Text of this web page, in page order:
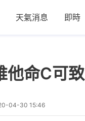
天氣消息 即時
他命C
04-30 15:46